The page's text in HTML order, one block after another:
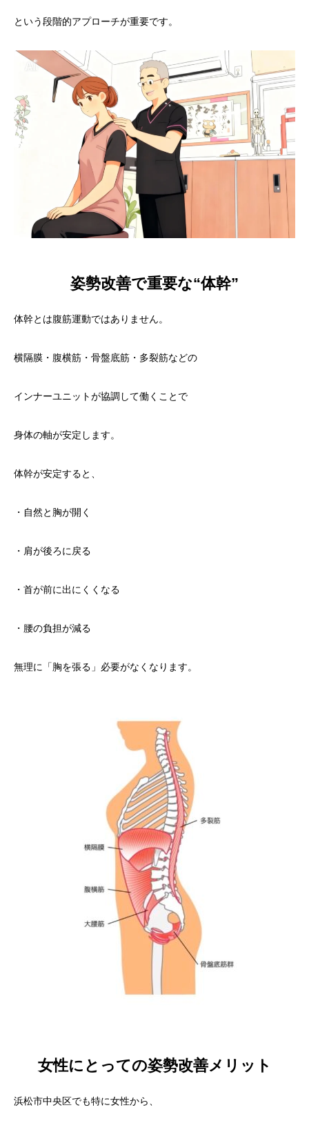
という段階的アプローチが重要です。
姿勢改善で重要な“体幹”
体幹とは腹筋運動ではありません。
横隔膜・腹横筋・骨盤底筋・多裂筋などの
インナーユニットが協調して働くことで
身体の軸が安定します。
体幹が安定すると、
・自然と胸が開く
・肩が後ろに戻る
・首が前に出にくくなる
・腰の負担が減る
無理に「胸を張る」必要がなくなります。
女性にとっての姿勢改善メリット
浜松市中央区でも特に女性から、